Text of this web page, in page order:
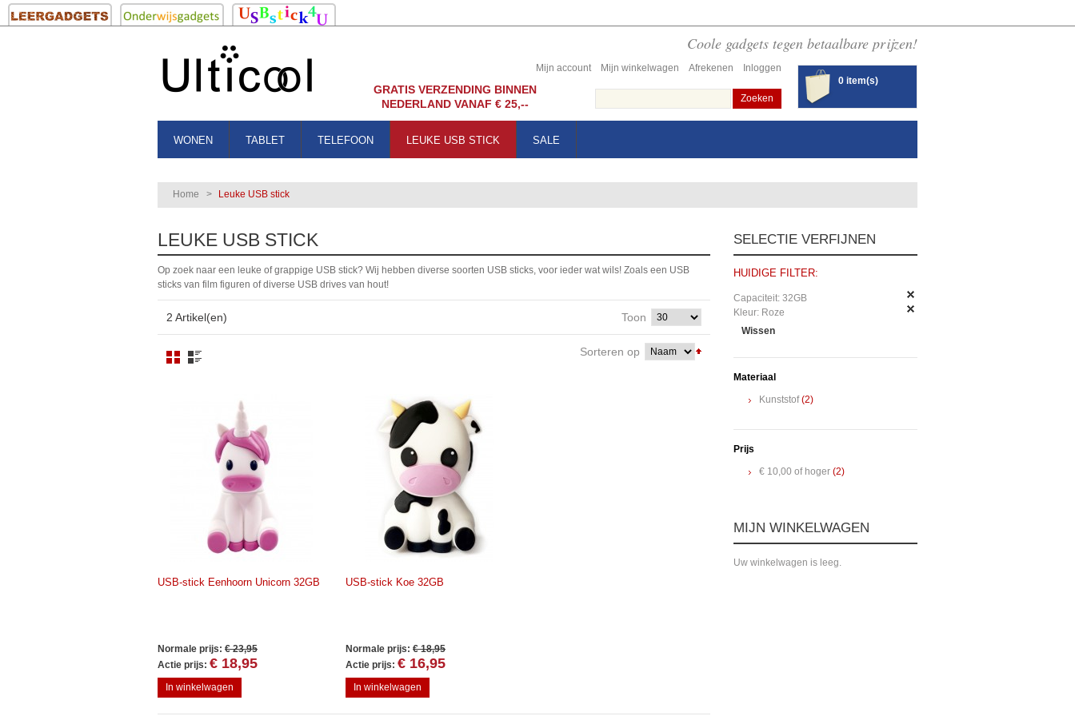
GRATIS VERZENDING BINNEN
NEDERLAND VANAF € 25,--
Coole gadgets tegen betaalbare prijzen!
0 item(s)
Inloggen
Mijn account Mijn winkelwagen Afrekenen
Zoeken
WONEN TABLET TELEFOON LEUKE USB STICK SALE
Home > Leuke USB stick
LEUKE USB STICK
Op zoek naar een leuke of grappige USB stick? Wij hebben diverse soorten USB sticks, voor ieder wat wils! Zoals een USB
sticks van film figuren of diverse USB drives van hout!
2 Artikel(en) Toon
Sorteren op
USB-stick Eenhoorn Unicorn 32GB
Normale prijs: € 23,95
Actie prijs: € 18,95
In winkelwagen
USB-stick Koe 32GB
Normale prijs: € 18,95
Actie prijs: € 16,95
In winkelwagen
SELECTIE VERFIJNEN
HUIDIGE FILTER:
Capaciteit: 32GB
Kleur: Roze
Wissen
Materiaal
Kunststof(2)
Prijs
€ 10,00 of hoger (2)
MIJN WINKELWAGEN
Uw winkelwagen is leeg.